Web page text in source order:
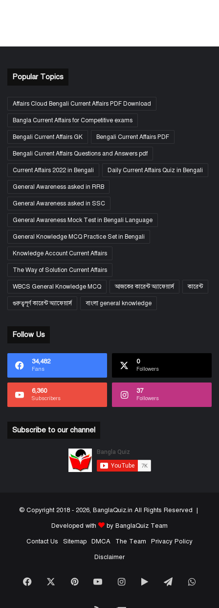
Popular Topics
Affairs Cloud Bengali Current Affairs PDF Download
Bangla Current Affairs for Competitive exams
Bengali Current Affairs GK Bengali Current Affairs PDF
Bengali Current Affairs Questions and Answers pdf
Current Affairs 2022 in Bengali Daily Current Affairs Quiz in Bengali
General Awareness asked in RRB
General Awareness asked in SSC
General Awareness Mock Test in Bengali Language
General Knowledge MCQ Practice Set in Bengali
Knowledge Account Current Affairs
The Way of Solution Current Affairs
WBCS General Knowledge MCQ আজকের কারেন্ট অ্যাফেয়ার্স কারেন্ট
গুরুত্বপূর্ণ কারেন্ট অ্যাফেয়ার্স বাংলা general knowledge
Follow Us
34,482
Fans
0
Followers
6,360
Subscribers
37
Followers
Subscribe to our channel
© Copyright 2018 - 2026, BanglaQuiz.in All Rights Reserved |
Developed with
by BanglaQuiz Team
Contact Us
Sitemap DMCA The Team
Privacy Policy
Disclaimer
Facebook PinterestYouTubeInstagram
GoogleTelegram